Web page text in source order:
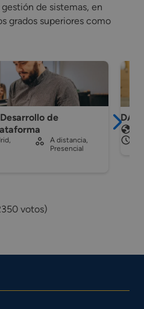
de sistemas, en
grados superiores como
de
A distancia,
Presencial
votos)